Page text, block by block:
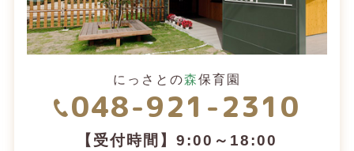
にっさとの森保育園
048-921-2310
【受付時間】9:00～18:00